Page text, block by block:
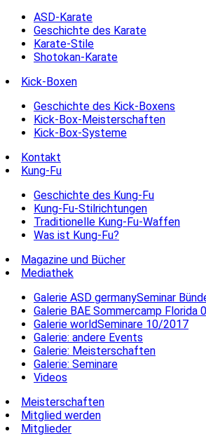
ASD-Karate
Geschichte des Karate
Karate-Stile
Shotokan-Karate
Kick-Boxen
Geschichte des Kick-Boxens
Kick-Box-Meisterschaften
Kick-Box-Systeme
Kontakt
Kung-Fu
Geschichte des Kung-Fu
Kung-Fu-Stilrichtungen
Traditionelle Kung-Fu-Waffen
Was ist Kung-Fu?
Magazine und Bücher
Mediathek
Galerie ASD germanySeminar
Galerie BAE Sommercamp Florida
Galerie worldSeminare 10/2017
Galerie: andere Events
Galerie: Meisterschaften
Galerie: Seminare
Videos
Meisterschaften
Mitglied werden
Mitglieder